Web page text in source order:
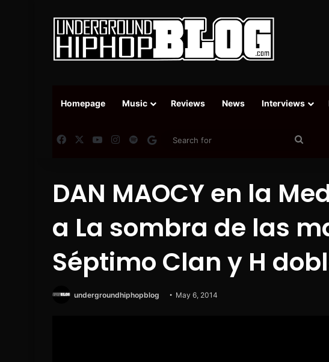
Homepage Music Reviews News Interviews
FacebookYouTubeInstagram
SpotifyGoogle News
DAN MAOCY en la
a La sombra de las
Séptimo Clan y H
undergroundhiphopblog May 6, 2014